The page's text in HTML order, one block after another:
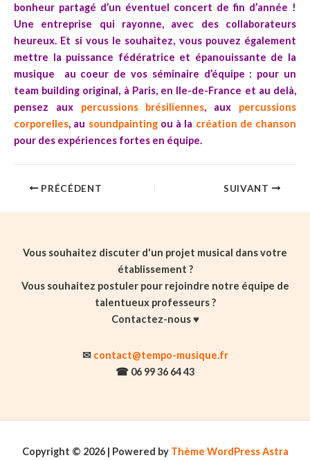
bonheur partagé d’un éventuel concert de fin d’année !
Une entreprise qui rayonne, avec des collaborateurs
heureux. Et si vous le souhaitez, vous pouvez également
mettre la puissance fédératrice et épanouissante de la
musique au coeur de vos séminaire d’équipe : pour un
team building original, à Paris, en Ile-de-France et au delà,
pensez aux percussions brésiliennes, aux percussions
corporelles, au soundpaintingou à la création de chanson
pour des expériences fortes en équipe.
PRÉCÉDENT SUIVANT
Vous souhaitez discuter d'un projet musical dans votre
établissement ?
Vous souhaitez postuler pour rejoindre notre équipe de
talentueux professeurs ?
Contactez-nous ♥️
✉ contact@tempo-musique.fr
☎ 06 99 36 64 43
Copyright © 2026 | Powered by Thème WordPress Astra